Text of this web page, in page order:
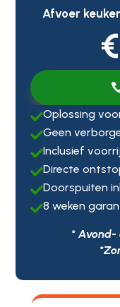
Afvoer
Oplossing
Geen
Inclusief
Directe
Doorspuiten
8 weken
*